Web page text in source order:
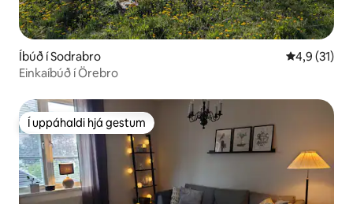
Íbúð í Sodrabro 4,9 af 5 í
4,9 (31)
Einkaíbúð í Örebro
Í uppáhaldi hjá gestum
Í uppáhaldi hjá gestum